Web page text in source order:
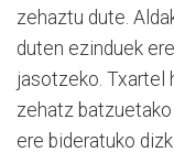
zehaztu dute.
duten ezinduek
jasotzeko. Txartel
zehatz
ere bideratuko